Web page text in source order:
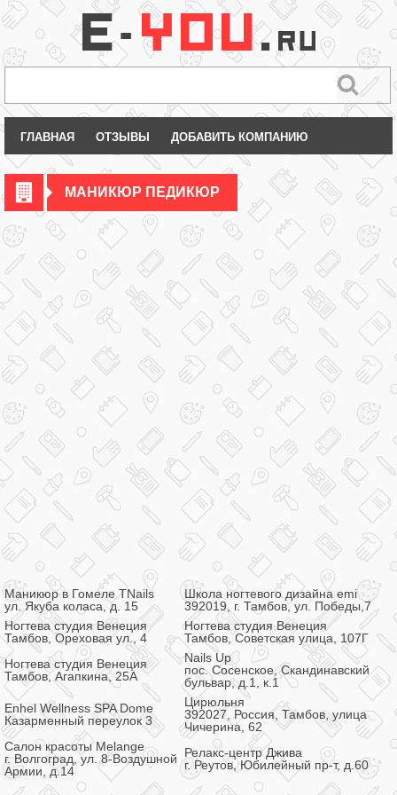
ГЛАВНАЯ ОТЗЫВЫ ДОБАВИТЬ КОМПАНИЮ
МАНИКЮР ПЕДИКЮР
Маникюр в Гомеле TNails
ул. Якуба коласа, д. 15
Школа ногтевого дизайна emi
392019, г. Тамбов, ул. Победы,7
Ногтева студия Венеция
Тамбов, Ореховая ул., 4
Ногтева студия Венеция
Тамбов, Советская улица, 107Г
Ногтева студия Венеция
Тамбов, Агапкина, 25А
Nails Up
пос. Сосенское, Скандинавский
бульвар, д.1, к.1
Enhel Wellness SPA Dome
Казарменный переулок 3
Цирюльня
392027, Россия, Тамбов, улица
Чичерина, 62
Салон красоты Melange
г. Волгоград, ул. 8-Воздушной
Армии, д.14
Релакс-центр Джива
г. Реутов, Юбилейный пр-т, д.60